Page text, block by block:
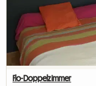
Flo-Doppelzimmer